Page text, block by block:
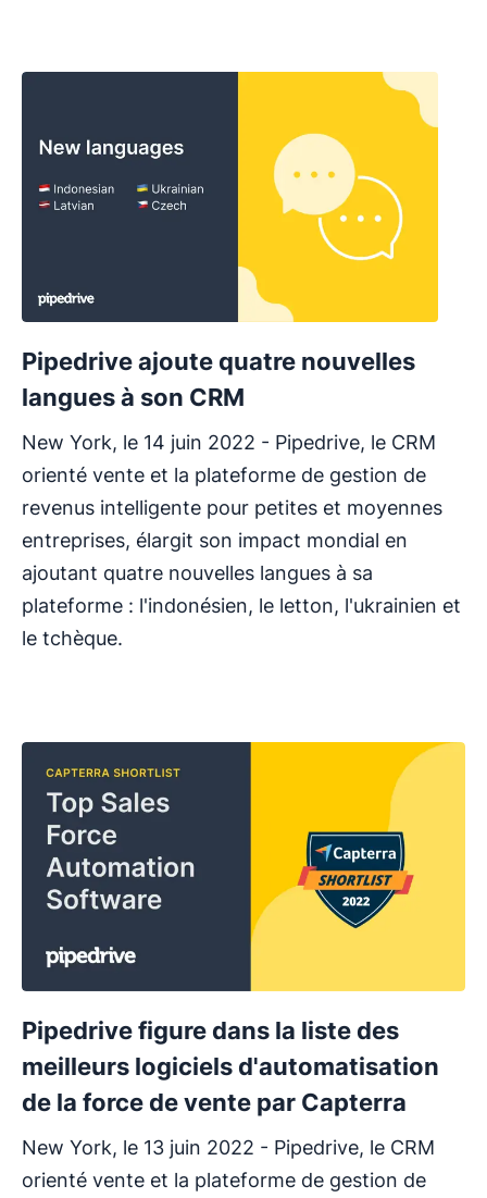
Pipedrive ajoute quatre nouvelles
langues à son CRM
New York, le 14 juin 2022 - Pipedrive, le CRM
orienté vente et la plateforme de gestion de
revenus intelligente pour petites et moyennes
entreprises, élargit son impact mondial en
ajoutant quatre nouvelles langues à sa
plateforme : l'indonésien, le letton, l'ukrainien et
le tchèque.
Pipedrive figure dans la liste des
meilleurs logiciels d'automatisation
de la force de vente par Capterra
New York, le 13 juin 2022 - Pipedrive, le CRM
orienté vente et la plateforme de gestion de